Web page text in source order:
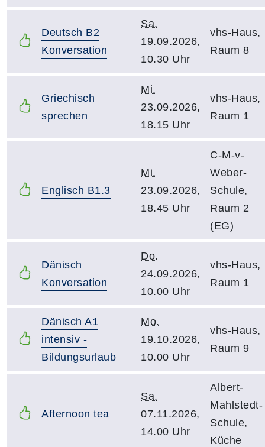
Deutsch B2
Konversation
Sa.
19.09.2026,
10.30 Uhr
vhs-Haus,
Raum 8
Griechisch
sprechen
Mi.
23.09.2026,
18.15 Uhr
vhs-Haus,
Raum 1
Englisch B1.3
Mi.
23.09.2026,
18.45 Uhr
C-M-v-
Weber-
Schule,
Raum 2
(EG)
Dänisch
Konversation
Do.
24.09.2026,
10.00 Uhr
vhs-Haus,
Raum 1
Dänisch A1
intensiv -
Bildungsurlaub
Mo.
19.10.2026,
10.00 Uhr
vhs-Haus,
Raum 9
Afternoon tea
Sa.
07.11.2026,
14.00 Uhr
Albert-
Mahlstedt-
Schule,
Küche